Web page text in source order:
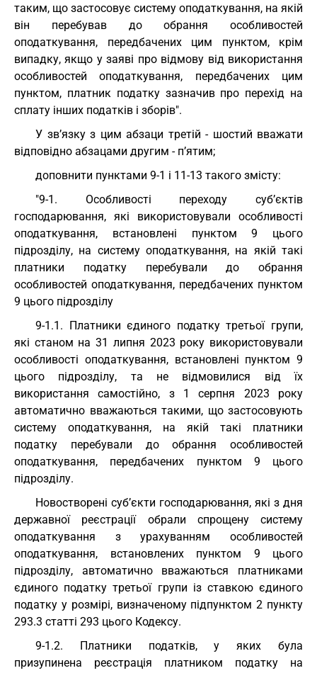
таким, що застосовує систему оподаткування, на якій
він перебував до обрання особливостей
оподаткування, передбачених цим пунктом, крім
випадку, якщо у заяві про відмову від використання
особливостей оподаткування, передбачених цим
пунктом, платник податку зазначив про перехід на
сплату інших податків і зборів".
У зв’язку з цим абзаци третій - шостий вважати
відповідно абзацами другим - п’ятим;
доповнити пунктами 9-1 і 11-13 такого змісту:
"9-1. Особливості переходу суб’єктів
господарювання, які використовували особливості
оподаткування, встановлені пунктом 9 цього
підрозділу, на систему оподаткування, на якій такі
платники податку перебували до обрання
особливостей оподаткування, передбачених пунктом
9 цього підрозділу
9-1.1. Платники єдиного податку третьої групи,
які станом на 31 липня 2023 року використовували
особливості оподаткування, встановлені пунктом 9
цього підрозділу, та не відмовилися від їх
використання самостійно, з 1 серпня 2023 року
автоматично вважаються такими, що застосовують
систему оподаткування, на якій такі платники
податку перебували до обрання особливостей
оподаткування, передбачених пунктом 9 цього
підрозділу.
Новостворені суб’єкти господарювання, які з дня
державної реєстрації обрали спрощену систему
оподаткування з урахуванням особливостей
оподаткування, встановлених пунктом 9 цього
підрозділу, автоматично вважаються платниками
єдиного податку третьої групи із ставкою єдиного
податку у розмірі, визначеному підпунктом 2 пункту
293.3 статті 293 цього Кодексу.
9-1.2. Платники податків, у яких була
призупинена реєстрація платником податку на